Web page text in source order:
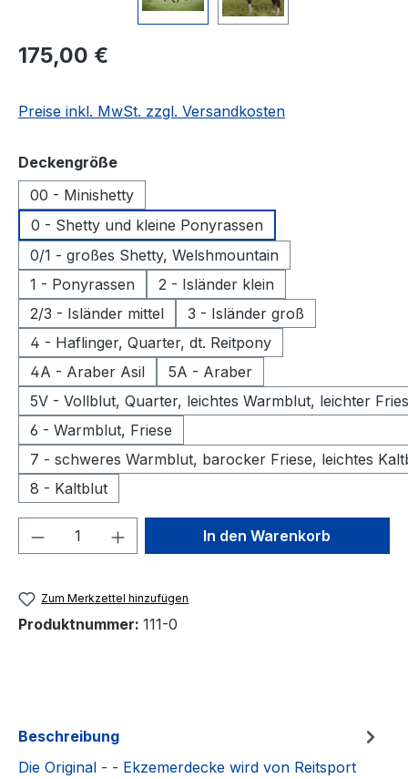
Regulärer Preis:
175,00 €
Preise inkl. MwSt. zzgl. Versandkosten
Deckengrößeauswählen
00 - Minishetty
0 - Shetty und kleine Ponyrassen
0/1 - großes Shetty, Welshmountain
1 - Ponyrassen
2 - Isländer klein
2/3 - Isländer mittel
3 - Isländer groß
4 - Haflinger, Quarter, dt. Reitpony
4A - Araber Asil
5A - Araber
5V - Vollblut, Quarter, leichtes Warmblut, leichter
6 - Warmblut, Friese
7 - schweres Warmblut, barocker Friese, leichtes
8 - Kaltblut
Produkt Anzahl: Gib denIn den Warenkorb
Zum Merkzettel hinzufügen
Produktnummer: 111-0
Beschreibung
Die Original - - Ekzemerdecke wird von Reitsport